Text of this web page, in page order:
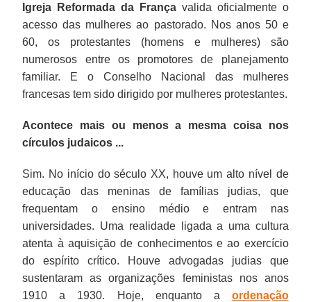
Igreja Reformada da França valida oficialmente o
acesso das mulheres ao pastorado. Nos anos 50 e
60, os protestantes (homens e mulheres) são
numerosos entre os promotores de planejamento
familiar. E o Conselho Nacional das mulheres
francesas tem sido dirigido por mulheres protestantes.
Acontece mais ou menos a mesma coisa nos
círculos judaicos ...
Sim. No início do século XX, houve um alto nível de
educação das meninas de famílias judias, que
frequentam o ensino médio e entram nas
universidades. Uma realidade ligada a uma cultura
atenta à aquisição de conhecimentos e ao exercício
do espírito crítico. Houve advogadas judias que
sustentaram as organizações feministas nos anos
1910 a 1930. Hoje, enquanto a ordenação